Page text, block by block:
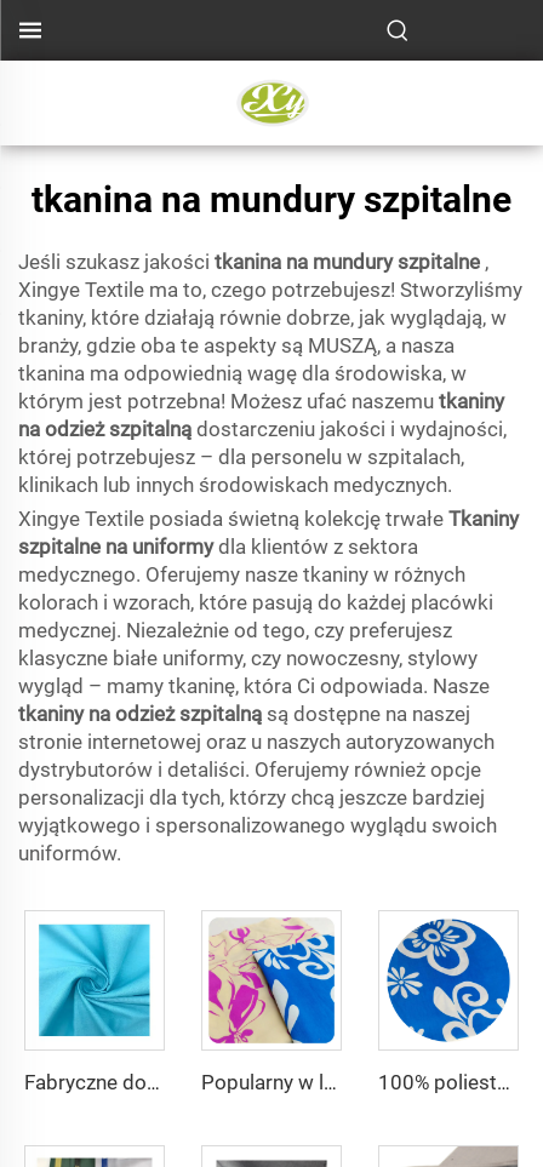
tkanina na mundury szpitalne
Jeśli szukasz jakości tkanina na mundury szpitalne ,
Xingye Textile ma to, czego potrzebujesz! Stworzyliśmy
tkaniny, które działają równie dobrze, jak wyglądają, w
branży, gdzie oba te aspekty są MUSZĄ, a nasza
tkanina ma odpowiednią wagę dla środowiska, w
którym jest potrzebna! Możesz ufać naszemu tkaniny
na odzież szpitalną dostarczeniu jakości i wydajności,
której potrzebujesz – dla personelu w szpitalach,
klinikach lub innych środowiskach medycznych.
Xingye Textile posiada świetną kolekcję trwałe Tkaniny
szpitalne na uniformydla klientów z sektora
medycznego. Oferujemy nasze tkaniny w różnych
kolorach i wzorach, które pasują do każdej placówki
medycznej. Niezależnie od tego, czy preferujesz
klasyczne białe uniformy, czy nowoczesny, stylowy
wygląd – mamy tkaninę, która Ci odpowiada. Nasze
tkaniny na odzież szpitalną są dostępne na naszej
stronie internetowej oraz u naszych autoryzowanych
dystrybutorów i detaliści. Oferujemy również opcje
personalizacji dla tych, którzy chcą jeszcze bardziej
wyjątkowego i spersonalizowanego wyglądu swoich
uniformów.
Fabryczne dostawy tkaniny poliestrowej 80% Bawełnianej 20%, gęstość 110*76, masa 100g/m², skład poplin tc poplin Popularny w lecie materiał 100% poliestrowy tkanina CEY, duży flora drukowany dla damskiej odzieży 100% poliester tkanina CEY pigmentowa drukowana, 165GSM kwiatowa CEY wyprężona tkanina